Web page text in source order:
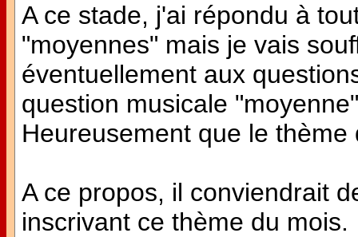
A ce stade, j'ai répondu à
"moyennes" mais je vais
éventuellement aux
question musicale
Heureusement que le
A ce propos, il conviendrait
inscrivant ce thème du mois.